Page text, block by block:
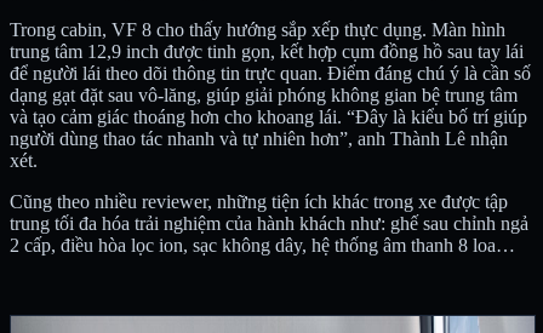
Trong cabin, VF 8 cho thấy hướng sắp xếp thực dụng. Màn hình
trung tâm 12,9 inch được tinh gọn, kết hợp cụm đồng hồ sau tay lái
để người lái theo dõi thông tin trực quan. Điểm đáng chú ý là cần số
dạng gạt đặt sau vô-lăng, giúp giải phóng không gian bệ trung tâm
và tạo cảm giác thoáng hơn cho khoang lái. “Đây là kiểu bố trí giúp
người dùng thao tác nhanh và tự nhiên hơn”, anh Thành Lê nhận
xét.
Cũng theo nhiều reviewer, những tiện ích khác trong xe được tập
trung tối đa hóa trải nghiệm của hành khách như: ghế sau chỉnh ngả
2 cấp, điều hòa lọc ion, sạc không dây, hệ thống âm thanh 8 loa…